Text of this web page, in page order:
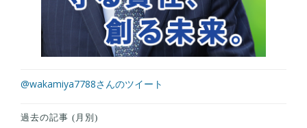
@wakamiya7788さんのツイート
過去の記事 (月別)